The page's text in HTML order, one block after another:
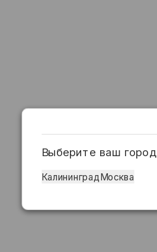
Выберите ваш город
Калининград Москва